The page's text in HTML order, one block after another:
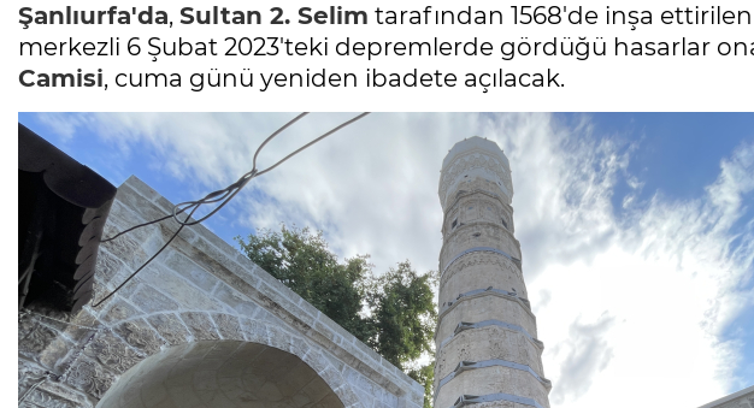
Şanlıurfa'da, Sultan 2. Selim tarafından 1568'de inşa
merkezli 6 Şubat 2023'teki depremlerde gördüğü hasarlar
Camisi, cuma günü yeniden ibadete açılacak.